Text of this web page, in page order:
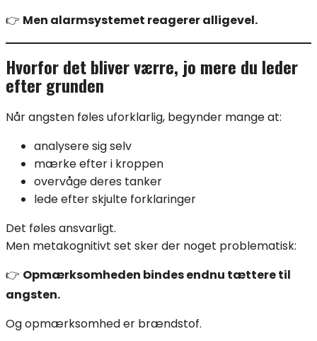
👉 Men alarmsystemet reagerer alligevel.
Hvorfor det bliver værre, jo mere du leder
efter grunden
Når angsten føles uforklarlig, begynder mange at:
analysere sig selv
mærke efter i kroppen
overvåge deres tanker
lede efter skjulte forklaringer
Det føles ansvarligt.
Men metakognitivt set sker der noget problematisk:
👉 Opmærksomheden bindes endnu tættere til
angsten.
Og opmærksomhed er brændstof.